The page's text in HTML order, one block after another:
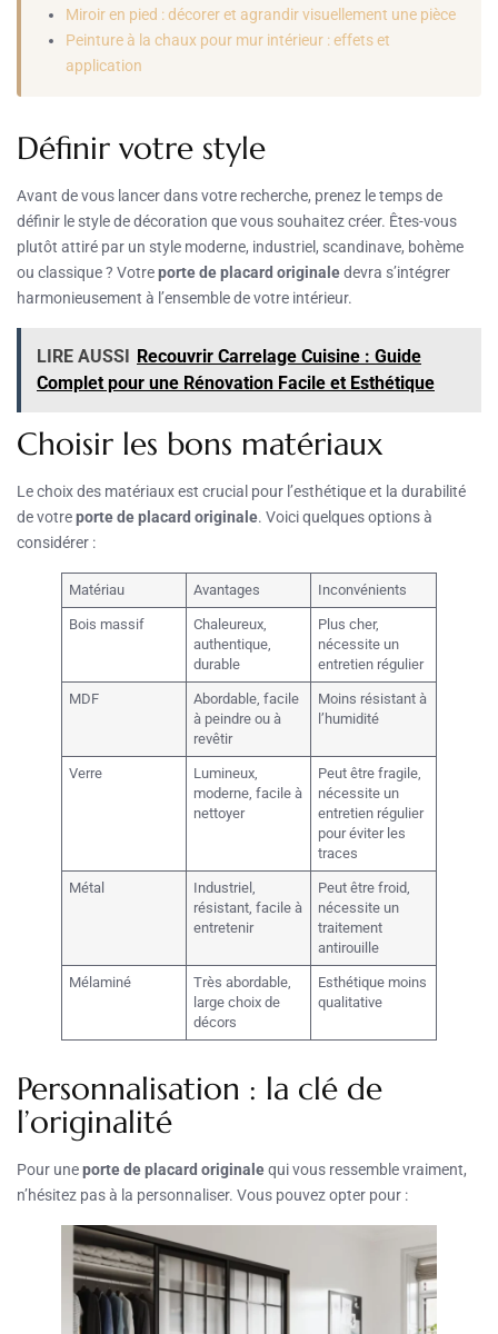
Miroir en pied : décorer et agrandir visuellement une pièce
Peinture à la chaux pour mur intérieur : effets et
application
Définir votre style
Avant de vous lancer dans votre recherche, prenez le temps de
définir le style de décoration que vous souhaitez créer. Êtes-vous
plutôt attiré par un style moderne, industriel, scandinave, bohème
ou classique ? Votreporte de placard originaledevra s’intégrer
harmonieusement à l’ensemble de votre intérieur.
LIRE AUSSI Recouvrir Carrelage Cuisine : Guide
Complet pour une Rénovation Facile et Esthétique
Choisir les bons matériaux
Le choix des matériaux est crucial pour l’esthétique et la durabilité
de votreporte de placard originale. Voici quelques options à
considérer :
Matériau Avantages Inconvénients
Bois massif
Chaleureux,
authentique,
durable
Plus cher,
nécessite un
entretien régulier
MDF
Abordable, facile
à peindre ou à
revêtir
Moins résistant à
l’humidité
Verre
Lumineux,
moderne, facile à
nettoyer
Peut être fragile,
nécessite un
entretien régulier
pour éviter les
traces
Métal
Industriel,
résistant, facile à
entretenir
Peut être froid,
nécessite un
traitement
antirouille
Mélaminé
Très abordable,
large choix de
décors
Esthétique moins
qualitative
Personnalisation : la clé de
l’originalité
Pour uneporte de placard originalequi vous ressemble vraiment,
n’hésitez pas à la personnaliser. Vous pouvez opter pour :